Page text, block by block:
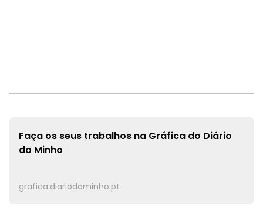
Faça os seus trabalhos na Gráfica do Diário
do Minho
grafica.diariodominho.pt